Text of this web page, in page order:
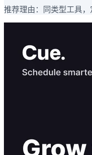
推荐理由： 同类型工具